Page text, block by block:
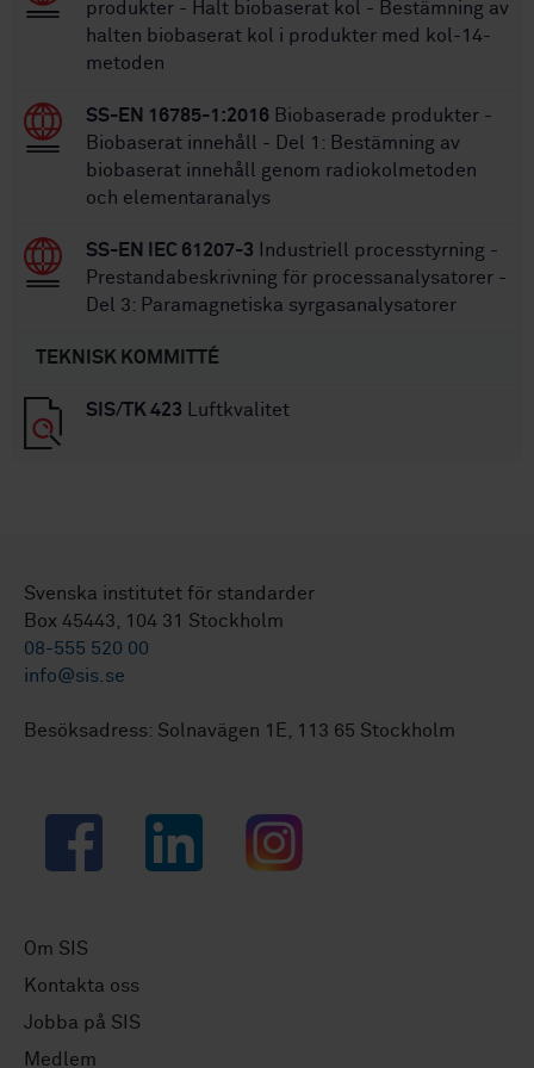
produkter - Halt biobaserat kol - Bestämning av
halten biobaserat kol i produkter med kol-14-
metoden
SS-EN 16785-1:2016 Biobaserade produkter -
Biobaserat innehåll - Del 1: Bestämning av
biobaserat innehåll genom radiokolmetoden
och elementaranalys
SS-EN IEC 61207-3 Industriell processtyrning -
Prestandabeskrivning för processanalysatorer -
Del 3: Paramagnetiska syrgasanalysatorer
TEKNISK KOMMITTÉ
SIS/TK 423 Luftkvalitet
Svenska institutet för standarder
Box 45443, 104 31 Stockholm
08-555 520 00
info@sis.se
Besöksadress: Solnavägen 1E, 113 65 Stockholm
Facebook LinkedIn Instagram
Om SIS
Kontakta oss
Jobba på SIS
Medlem